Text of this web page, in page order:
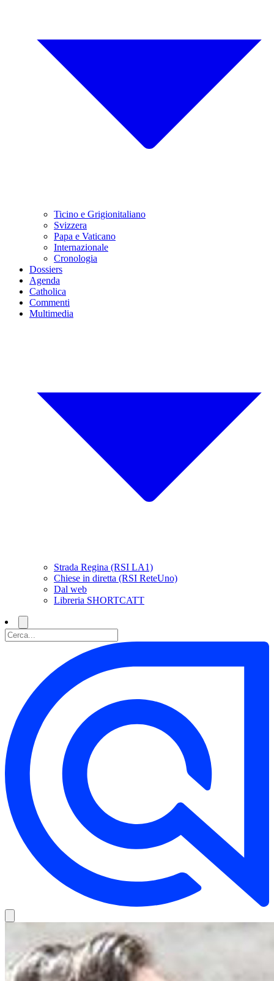
Ticino e Grigionitaliano
Svizzera
Papa e Vaticano
Internazionale
Cronologia
Dossiers
Agenda
Catholica
Commenti
Multimedia
Strada Regina (RSI LA1)
Chiese in diretta (RSI ReteUno)
Dal web
Libreria SHORTCATT